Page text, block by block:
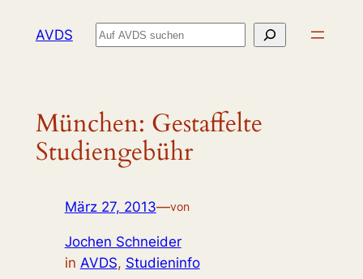
InhaltAVDS Suchen
München: Gestaffelte
Studiengebühr
März 27, 2013—von
Jochen Schneider
in AVDS, Studieninfo